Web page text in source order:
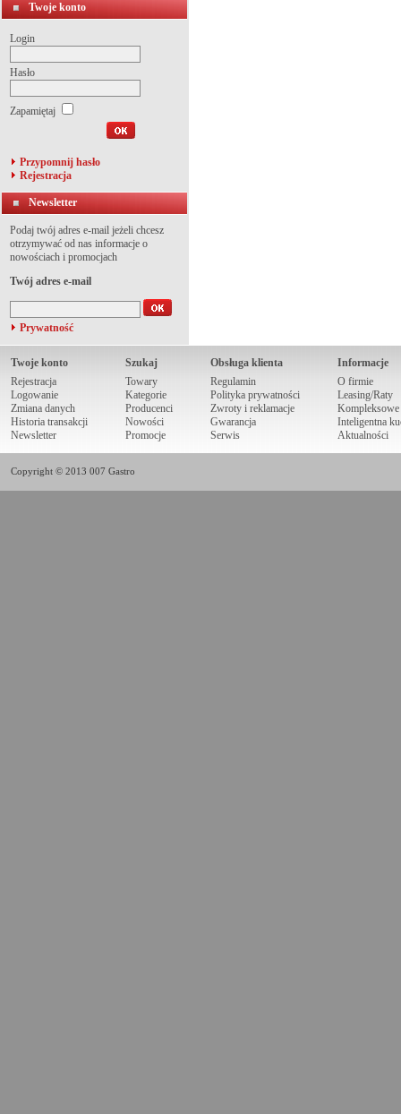
Twoje konto
Login
Hasło
Zapamiętaj
Przypomnij hasło
Rejestracja
Newsletter
Podaj twój adres e-mail jeżeli chcesz
otrzymywać od nas informacje o
nowościach i promocjach
Twój adres e-mail
Prywatność
Twoje konto
Rejestracja
Logowanie
Zmiana danych
Historia transakcji
Newsletter
Szukaj
Towary
Kategorie
Producenci
Nowości
Promocje
Obsługa klienta
Regulamin
Polityka prywatności
Zwroty i reklamacje
Gwarancja
Serwis
Informacje
O firmie
Leasing/Raty
Kompleksowe
Inteligentna
Aktualności
Copyright © 2013 007 Gastro